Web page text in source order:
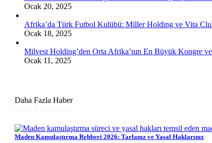
Ocak 20, 2025
Afrika’da Türk Futbol Kulübü: Miller Holding ve Vita
Ocak 18, 2025
Milvest Holding’den Orta Afrika’nın En Büyük Kongre
Ocak 11, 2025
Daha Fazla Haber
Maden Kamulaştırma Rehberi 2026: Tarlanız ve Yasal Haklarınız